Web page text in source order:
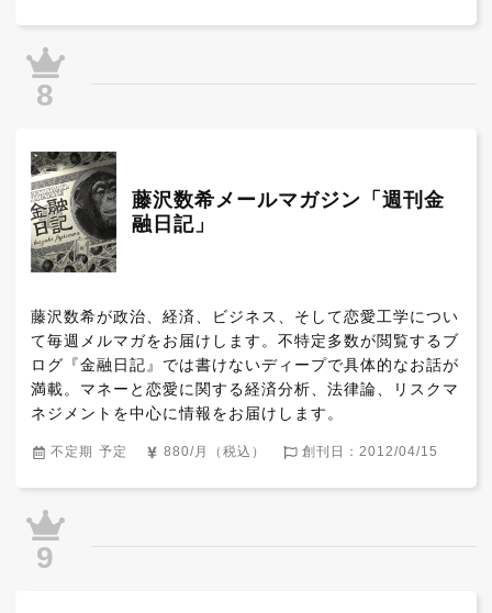
8
藤沢数希メールマガジン「週刊金
融日記」
藤沢数希が政治、経済、ビジネス、そして恋愛工学につい
て毎週メルマガをお届けします。不特定多数が閲覧するブ
ログ『金融日記』では書けないディープで具体的なお話が
満載。マネーと恋愛に関する経済分析、法律論、リスクマ
ネジメントを中心に情報をお届けします。
不定期 予定 880/月（税込） 創刊日：2012/04/15
9